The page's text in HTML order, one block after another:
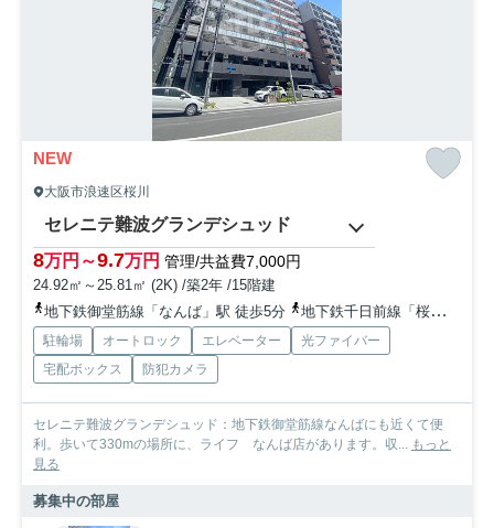
NEW
大阪市浪速区桜川
セレニテ難波グランデシュッド
8万円～9.7万円 管理/共益費7,000円
24.92㎡～25.81㎡ (2K) /築2年 /15階建
地下鉄御堂筋線「なんば」駅 徒歩5分
地下鉄千日前線「桜川」駅 徒歩4分
駐輪場 オートロック エレベーター
光ファイバー
宅配ボックス
防犯カメラ
セレニテ難波グランデシュッド：地下鉄御堂筋線なんばにも近くて便
利。歩いて330mの場所に、ライフ なんば店があります。収... もっと
見る
募集中の部屋